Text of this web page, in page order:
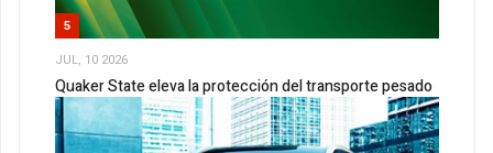
5
JUL, 10 2026
Quaker State eleva la protección del transporte pesado